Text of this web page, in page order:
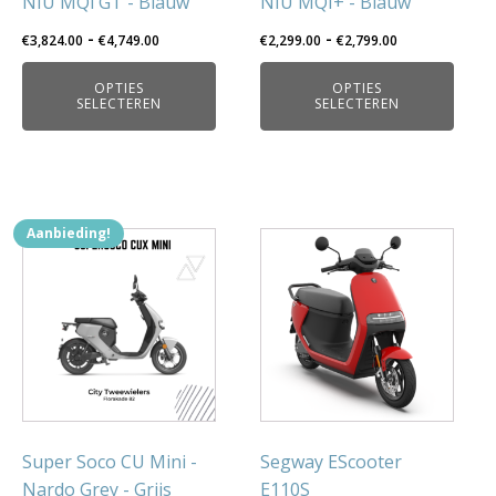
€3,824.00 - €4,749.00
€3,824.00
tot
OPTIES
SELECTEREN
worden
op
productpagina
€2,299.00 - €2,799.00
€2,299.00
tot
OPTIES
SELECTEREN
worden
op
productpagina
Aanbieding!
Super Soco CU Mini -
Nardo Grey - Grijs
Segway EScooter
E110S